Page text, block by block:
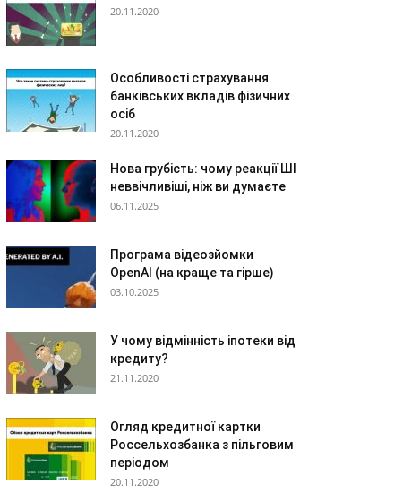
20.11.2020
Особливості страхування
банківських вкладів фізичних
осіб
20.11.2020
Нова грубість: чому реакції ШІ
неввічливіші, ніж ви думаєте
06.11.2025
Програма відеозйомки
OpenAI (на краще та гірше)
03.10.2025
У чому відмінність іпотеки від
кредиту?
21.11.2020
Огляд кредитної картки
Россельхозбанка з пільговим
періодом
20.11.2020